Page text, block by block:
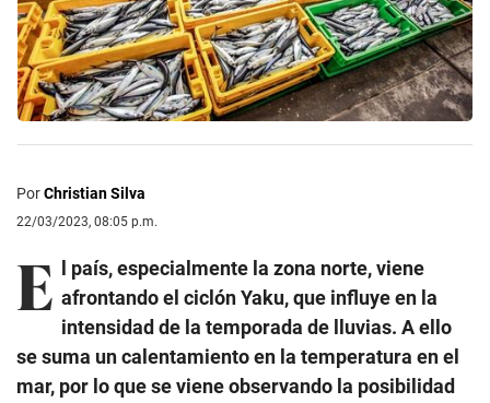
PorChristian Silva
22/03/2023, 08:05 p.m.
E
l país, especialmente la zona norte, viene
afrontando el ciclón Yaku, que influye en la
intensidad de la temporada de lluvias. A ello
se suma un calentamiento en la temperatura en el
mar, por lo que se viene observando la posibilidad